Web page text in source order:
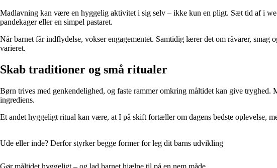
Madlavning kan være en hyggelig aktivitet i sig selv – ikke kun en pligt. Sæt tid af i
pandekager eller en simpel pastaret.
Når barnet får indflydelse, vokser engagementet. Samtidig lærer det om råvarer,
varieret.
Skab traditioner og små ritualer
Børn trives med genkendelighed, og faste rammer omkring måltidet kan give tryghed.
ingrediens.
Et andet hyggeligt ritual kan være, at I på skift fortæller om dagens bedste oplevelse,
Ude eller inde? Derfor styrker begge former for leg dit barns udvikling
Gør måltidet hyggeligt – og lad barnet hjælpe til på en nem måde